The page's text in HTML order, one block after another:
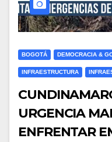
BOGOTÁ DEMOCRACIA &
INFRAESTRUCTURA
URGENCIA
ENFRENTAR